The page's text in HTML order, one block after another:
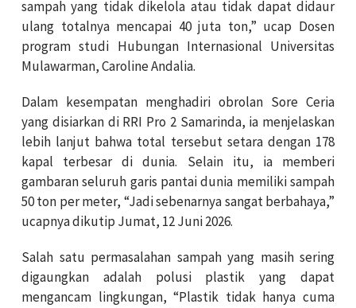
sampah yang tidak dikelola atau tidak dapat didaur
ulang totalnya mencapai 40 juta ton,” ucap Dosen
program studi Hubungan Internasional Universitas
Mulawarman, Caroline Andalia.
Dalam kesempatan menghadiri obrolan Sore Ceria
yang disiarkan di RRI Pro 2 Samarinda, ia menjelaskan
lebih lanjut bahwa total tersebut setara dengan 178
kapal terbesar di dunia. Selain itu, ia memberi
gambaran seluruh garis pantai dunia memiliki sampah
50 ton per meter, “Jadi sebenarnya sangat berbahaya,”
ucapnya dikutip Jumat, 12 Juni 2026.
Salah satu permasalahan sampah yang masih sering
digaungkan adalah polusi plastik yang dapat
mengancam lingkungan, “Plastik tidak hanya cuma